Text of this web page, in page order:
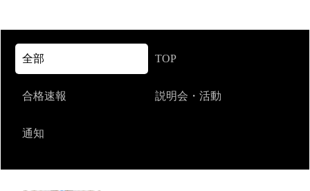
全部 TOP
合格速報 説明会・活動
通知